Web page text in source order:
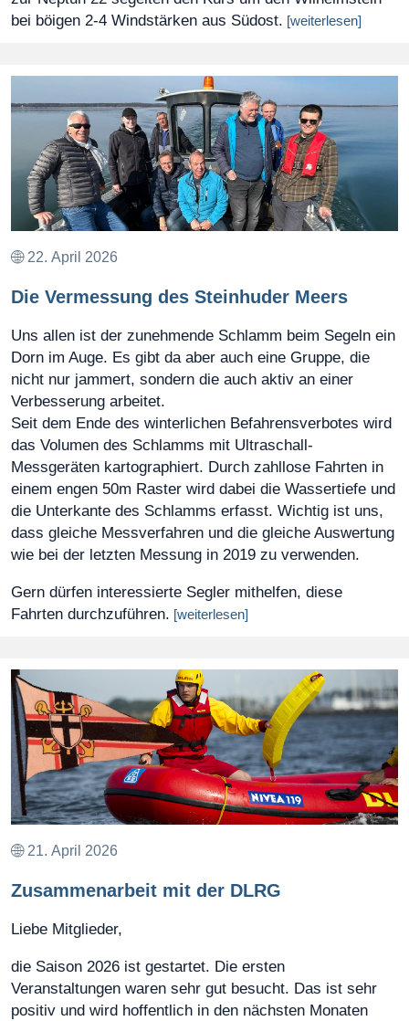
bei böigen 2-4 Windstärken aus Südost. [weiterlesen]
22. April 2026
Die Vermessung des Steinhuder Meers
Uns allen ist der zunehmende Schlamm beim Segeln ein
Dorn im Auge. Es gibt da aber auch eine Gruppe, die
nicht nur jammert, sondern die auch aktiv an einer
Verbesserung arbeitet.
Seit dem Ende des winterlichen Befahrensverbotes wird
das Volumen des Schlamms mit Ultraschall-
Messgeräten kartographiert. Durch zahllose Fahrten in
einem engen 50m Raster wird dabei die Wassertiefe und
die Unterkante des Schlamms erfasst. Wichtig ist uns,
dass gleiche Messverfahren und die gleiche Auswertung
wie bei der letzten Messung in 2019 zu verwenden.
Gern dürfen interessierte Segler mithelfen, diese
Fahrten durchzuführen. [weiterlesen]
21. April 2026
Zusammenarbeit mit der DLRG
Liebe Mitglieder,
die Saison 2026 ist gestartet. Die ersten
Veranstaltungen waren sehr gut besucht. Das ist sehr
positiv und wird hoffentlich in den nächsten Monaten